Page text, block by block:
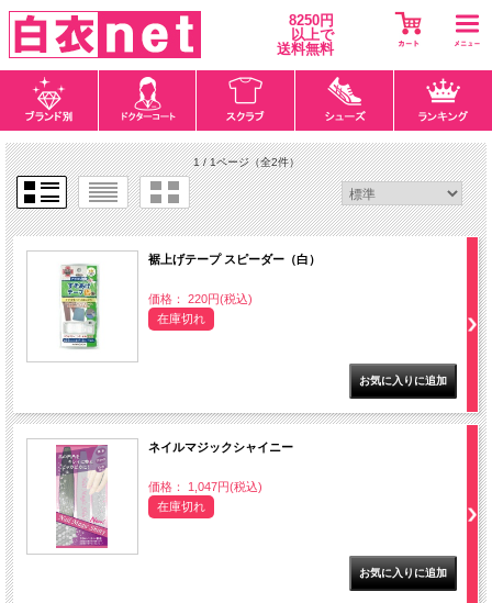
8250円
以上で
送料無料
1 / 1ページ（全2件）
裾上げテープ スピーダー（白）
価格： 220円(税込)
在庫切れ
ネイルマジックシャイニー
価格： 1,047円(税込)
在庫切れ